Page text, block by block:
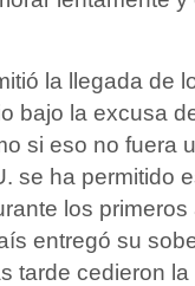
la llegada de
bajo la excusa
si eso no fuera
se ha permitido
los
entregó su
tarde cedieron